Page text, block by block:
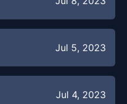
Jul 5, 2023
Jul 4, 2023